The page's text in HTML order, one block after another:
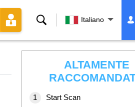
Ricerca Italiano
ALTAMENTE
Start Scan